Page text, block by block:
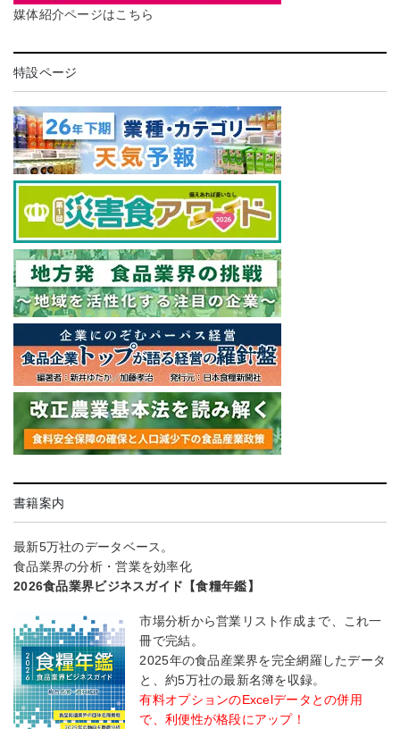
媒体紹介ページはこちら
特設ページ
書籍案内
最新5万社のデータベース。
食品業界の分析・営業を効率化
2026食品業界ビジネスガイド【食糧年鑑】
市場分析から営業リスト作成まで、これ一
冊で完結。
2025年の食品産業界を完全網羅したデータ
と、約5万社の最新名簿を収録。
有料オプションのExcelデータとの併用
で、利便性が格段にアップ！